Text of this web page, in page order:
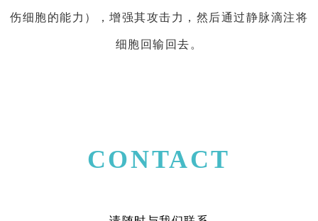
伤细胞的能力），增强其攻击力，然后通过静脉滴注将
细胞回输回去。
CONTACT